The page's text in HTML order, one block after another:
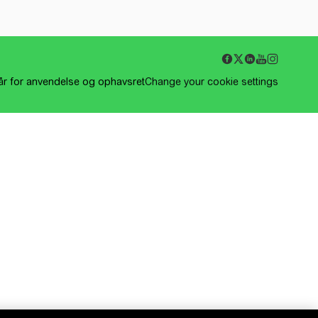
for anvendelse og ophavsretChange your cookie settings